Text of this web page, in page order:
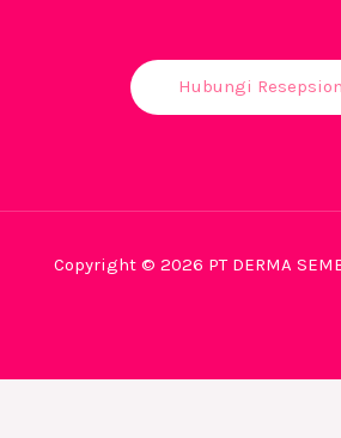
Hubungi
Copyright © 2026 PT DERMA